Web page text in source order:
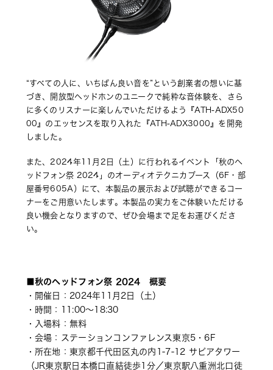
“すべての人に、いちばん良い音を”という創業者の想いに基
づき、開放型ヘッドホンのユニークで純粋な音体験を、さら
に多くのリスナーに楽しんでいただけるよう『ATH-ADX50
00』のエッセンスを取り入れた『ATH-ADX3000』を開発
しました。
また、2024年11月2日（土）に行われるイベント「秋のヘ
ッドフォン祭 2024」のオーディオテクニカブース（6F・部
屋番号605A）にて、本製品の展示および試聴ができるコー
ナーをご用意いたします。本製品の実力をご体験いただける
良い機会となりますので、ぜひ会場まで足をお運びくださ
い。
■秋のヘッドフォン祭 2024　概要
・開催日：2024年11月2日（土）
・時間：11:00～18:30
・入場料：無料
・会場：ステーションコンファレンス東京5・6F
・所在地：東京都千代田区丸の内1-7-12 サピアタワー
（JR東京駅日本橋口直結徒歩1分／東京駅八重洲北口徒